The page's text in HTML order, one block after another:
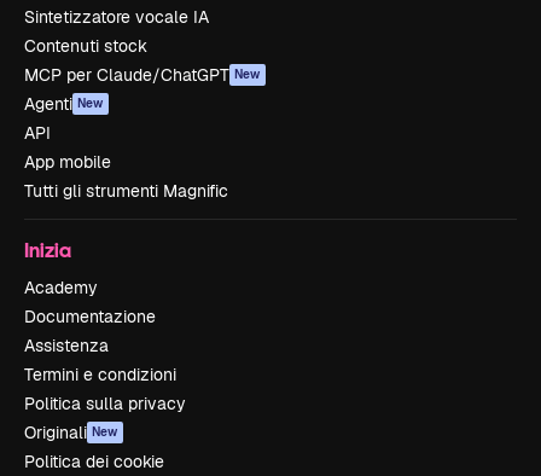
Sintetizzatore vocale IA
Contenuti stock
MCP per Claude/ChatGPT New
Agenti New
API
App mobile
Tutti gli strumenti Magnific
Inizia
Academy
Documentazione
Assistenza
Termini e condizioni
Politica sulla privacy
Originali New
Politica dei cookie